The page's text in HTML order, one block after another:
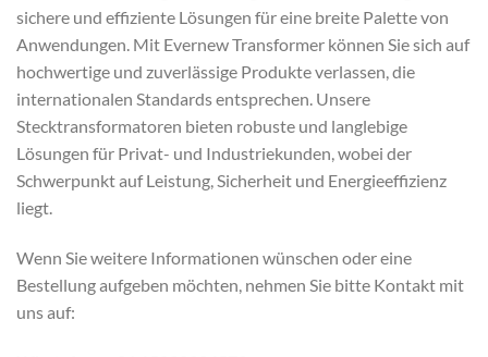
sichere und effiziente Lösungen für eine breite Palette von
Anwendungen. Mit Evernew Transformer können Sie sich auf
hochwertige und zuverlässige Produkte verlassen, die
internationalen Standards entsprechen. Unsere
Stecktransformatoren bieten robuste und langlebige
Lösungen für Privat- und Industriekunden, wobei der
Schwerpunkt auf Leistung, Sicherheit und Energieeffizienz
liegt.
Wenn Sie weitere Informationen wünschen oder eine
Bestellung aufgeben möchten, nehmen Sie bitte Kontakt mit
uns auf: